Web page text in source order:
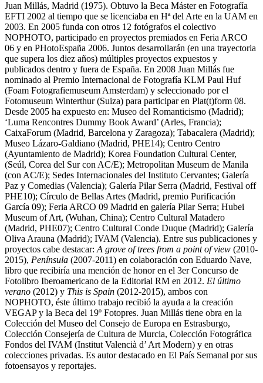
Juan Millás, Madrid (1975). Obtuvo la Beca Máster en Fotografía
EFTI 2002 al tiempo que se licenciaba en Hª del Arte en la UAM en
2003. En 2005 funda con otros 12 fotógrafos el colectivo
NOPHOTO, participado en proyectos premiados en Feria ARCO
06 y en PHotoEspaña 2006. Juntos desarrollarán (en una trayectoria
que supera los diez años) múltiples proyectos expuestos y
publicados dentro y fuera de España. En 2008 Juan Millás fue
nominado al Premio Internacional de Fotografía KLM Paul Huf
(Foam Fotografiemuseum Amsterdam) y seleccionado por el
Fotomuseum Winterthur (Suiza) para participar en Plat(t)form 08.
Desde 2005 ha expuesto en: Museo del Romanticismo (Madrid);
‘Luma Rencontres Dummy Book Award’ (Arles, Francia);
CaixaForum (Madrid, Barcelona y Zaragoza); Tabacalera (Madrid);
Museo Lázaro-Galdiano (Madrid, PHE14); Centro Centro
(Ayuntamiento de Madrid); Korea Foundation Cultural Center,
(Seúl, Corea del Sur con AC/E); Metropolitan Museum de Manila
(con AC/E); Sedes Internacionales del Instituto Cervantes; Galería
Paz y Comedias (Valencia); Galería Pilar Serra (Madrid, Festival off
PHE10); Círculo de Bellas Artes (Madrid, premio Purificación
García 09); Feria ARCO 09 Madrid en galería Pilar Serra; Hubei
Museum of Art, (Wuhan, China); Centro Cultural Matadero
(Madrid, PHE07); Centro Cultural Conde Duque (Madrid); Galería
Oliva Arauna (Madrid); IVAM (Valencia). Entre sus publicaciones y
proyectos cabe destacar: A grove of trees from a point of view (2010-
2015), Península (2007-2011) en colaboración con Eduardo Nave,
libro que recibiría una mención de honor en el 3er Concurso de
Fotolibro Iberoamericano de la Editorial RM en 2012. El último
verano (2012) y This is Spain (2012-2015), ambos con
NOPHOTO, éste último trabajo recibió la ayuda a la creación
VEGAP y la Beca del 19º Fotopres. Juan Millás tiene obra en la
Colección del Museo del Consejo de Europa en Estrasburgo,
Colección Consejería de Cultura de Murcia, Colección Fotográfica
Fondos del IVAM (Institut Valencià d’ Art Modern) y en otras
colecciones privadas. Es autor destacado en El País Semanal por sus
fotoensayos y reportajes.